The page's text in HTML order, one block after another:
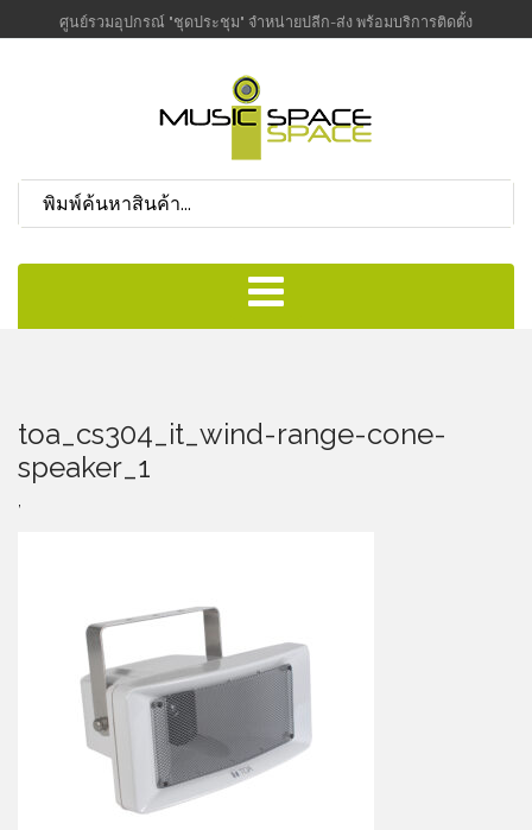
ศูนย์รวมอุปกรณ์ "ชุดประชุม" จำหน่ายปลีก-ส่ง พร้อมบริการติดตั้ง
toa_cs304_it_wind-range-cone-
speaker_1